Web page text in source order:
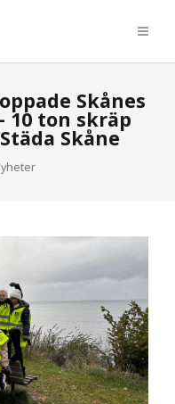
Skånes
10 ton skräp
Skåne